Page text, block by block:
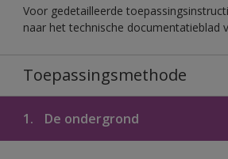
Voor gedetailleerde
naar het technische documentatieblad
Toepassingsmethode
1. De ondergrond